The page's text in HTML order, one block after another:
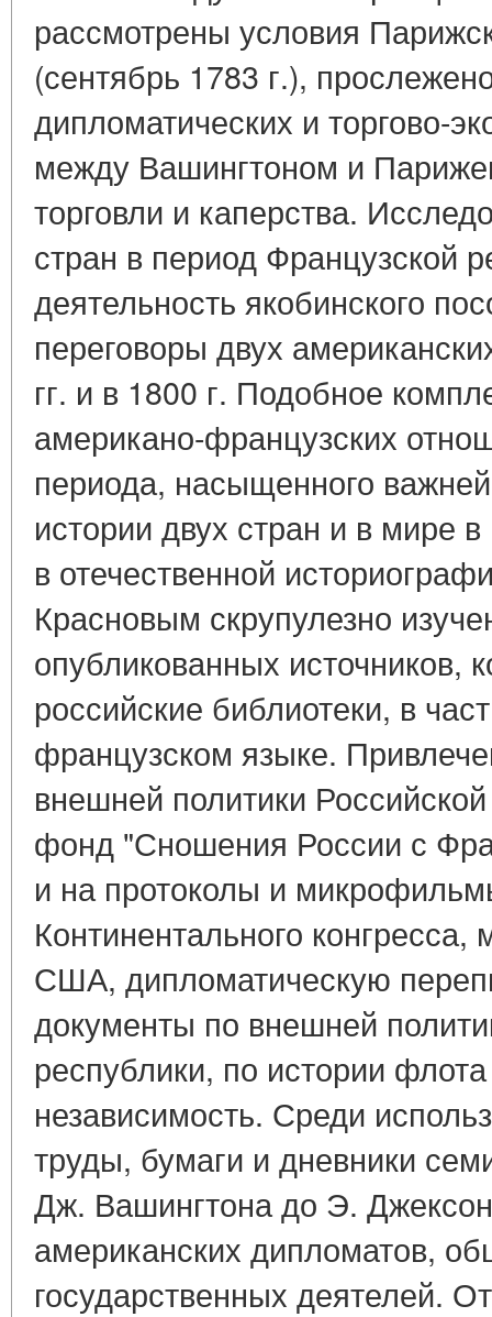
рассмотрены условия
(сентябрь 1783 г.),
дипломатических и торгово-
между Вашингтоном и
торговли и каперства.
стран в период Французской
деятельность якобинского
переговоры двух
гг. и в 1800 г. Подобное
американо-французских
периода, насыщенного
истории двух стран и в мире
в отечественной
Красновым скрупулезно
опубликованных источников,
российские библиотеки, в
французском языке.
внешней политики
фонд "Сношения России с
и на протоколы и
Континентального конгресса,
США, дипломатическую
документы по внешней
республики, по истории
независимость. Среди
труды, бумаги и дневники
Дж. Вашингтона до Э.
американских дипломатов,
государственных деятелей.